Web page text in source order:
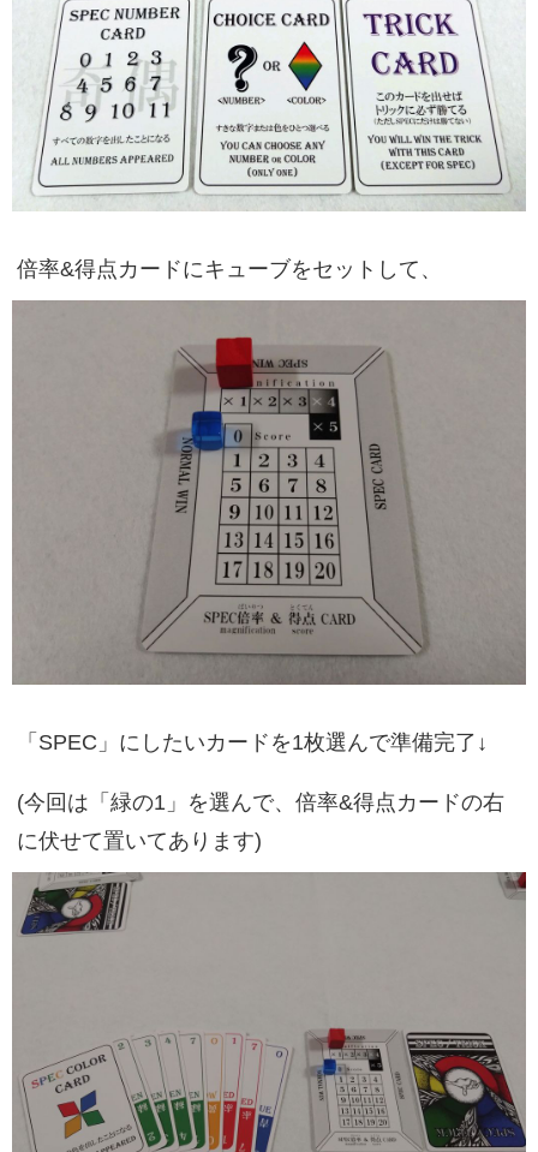
倍率&得点カードにキューブをセットして、
「SPEC」にしたいカードを1枚選んで準備完了↓
(今回は「緑の1」を選んで、倍率&得点カードの右
に伏せて置いてあります)